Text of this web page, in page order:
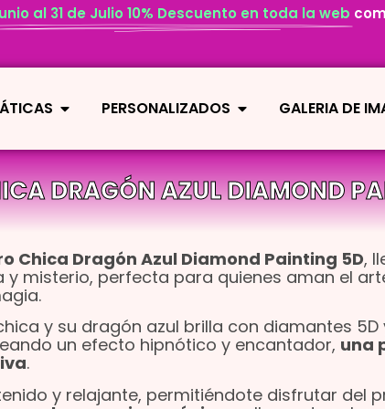
al 31 de Julio 10% Descuento en toda la web
PERSONALIZADOS GALERIA DE
DRAGÓN AZUL DIAMOND
Chica Dragón Azul Diamond Painting 5D,
misterio, perfecta para quienes aman el
y su dragón azul brilla con diamantes 5D
un efecto hipnótico y encantador, una
.
y relajante, permitiéndote disfrutar del